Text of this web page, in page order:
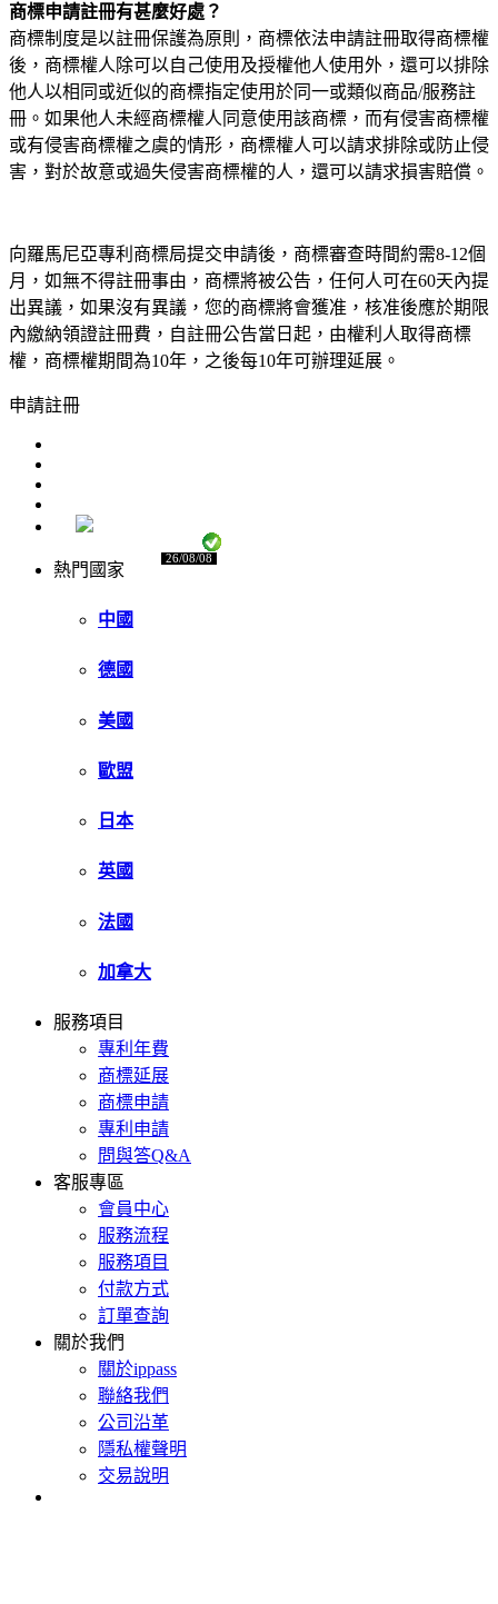
商標申請註冊有甚麼好處？
商標制度是以註冊保護為原則，商標依法申請註冊取得商標權
後，商標權人除可以自己使用及授權他人使用外，還可以排除
他人以相同或近似的商標指定使用於同一或類似商品/服務註
冊。如果他人未經商標權人同意使用該商標，而有侵害商標權
或有侵害商標權之虞的情形，商標權人可以請求排除或防止侵
害，對於故意或過失侵害商標權的人，還可以請求損害賠償。
向羅馬尼亞專利商標局提交申請後，商標審查時間約需8-12個
月，如無不得註冊事由，商標將被公告，任何人可在60天內提
出異議，如果沒有異議，您的商標將會獲准，核准後應於期限
內繳納領證註冊費，自註冊公告當日起，由權利人取得商標
權，商標權期間為10年，之後每10年可辦理延展。
申請註冊
26/08/08
熱門國家
中國
德國
美國
歐盟
日本
英國
法國
加拿大
服務項目
專利年費
商標延展
商標申請
專利申請
問與答Q&A
客服專區
會員中心
服務流程
服務項目
付款方式
訂單查詢
關於我們
關於ippass
聯絡我們
公司沿革
隱私權聲明
交易說明